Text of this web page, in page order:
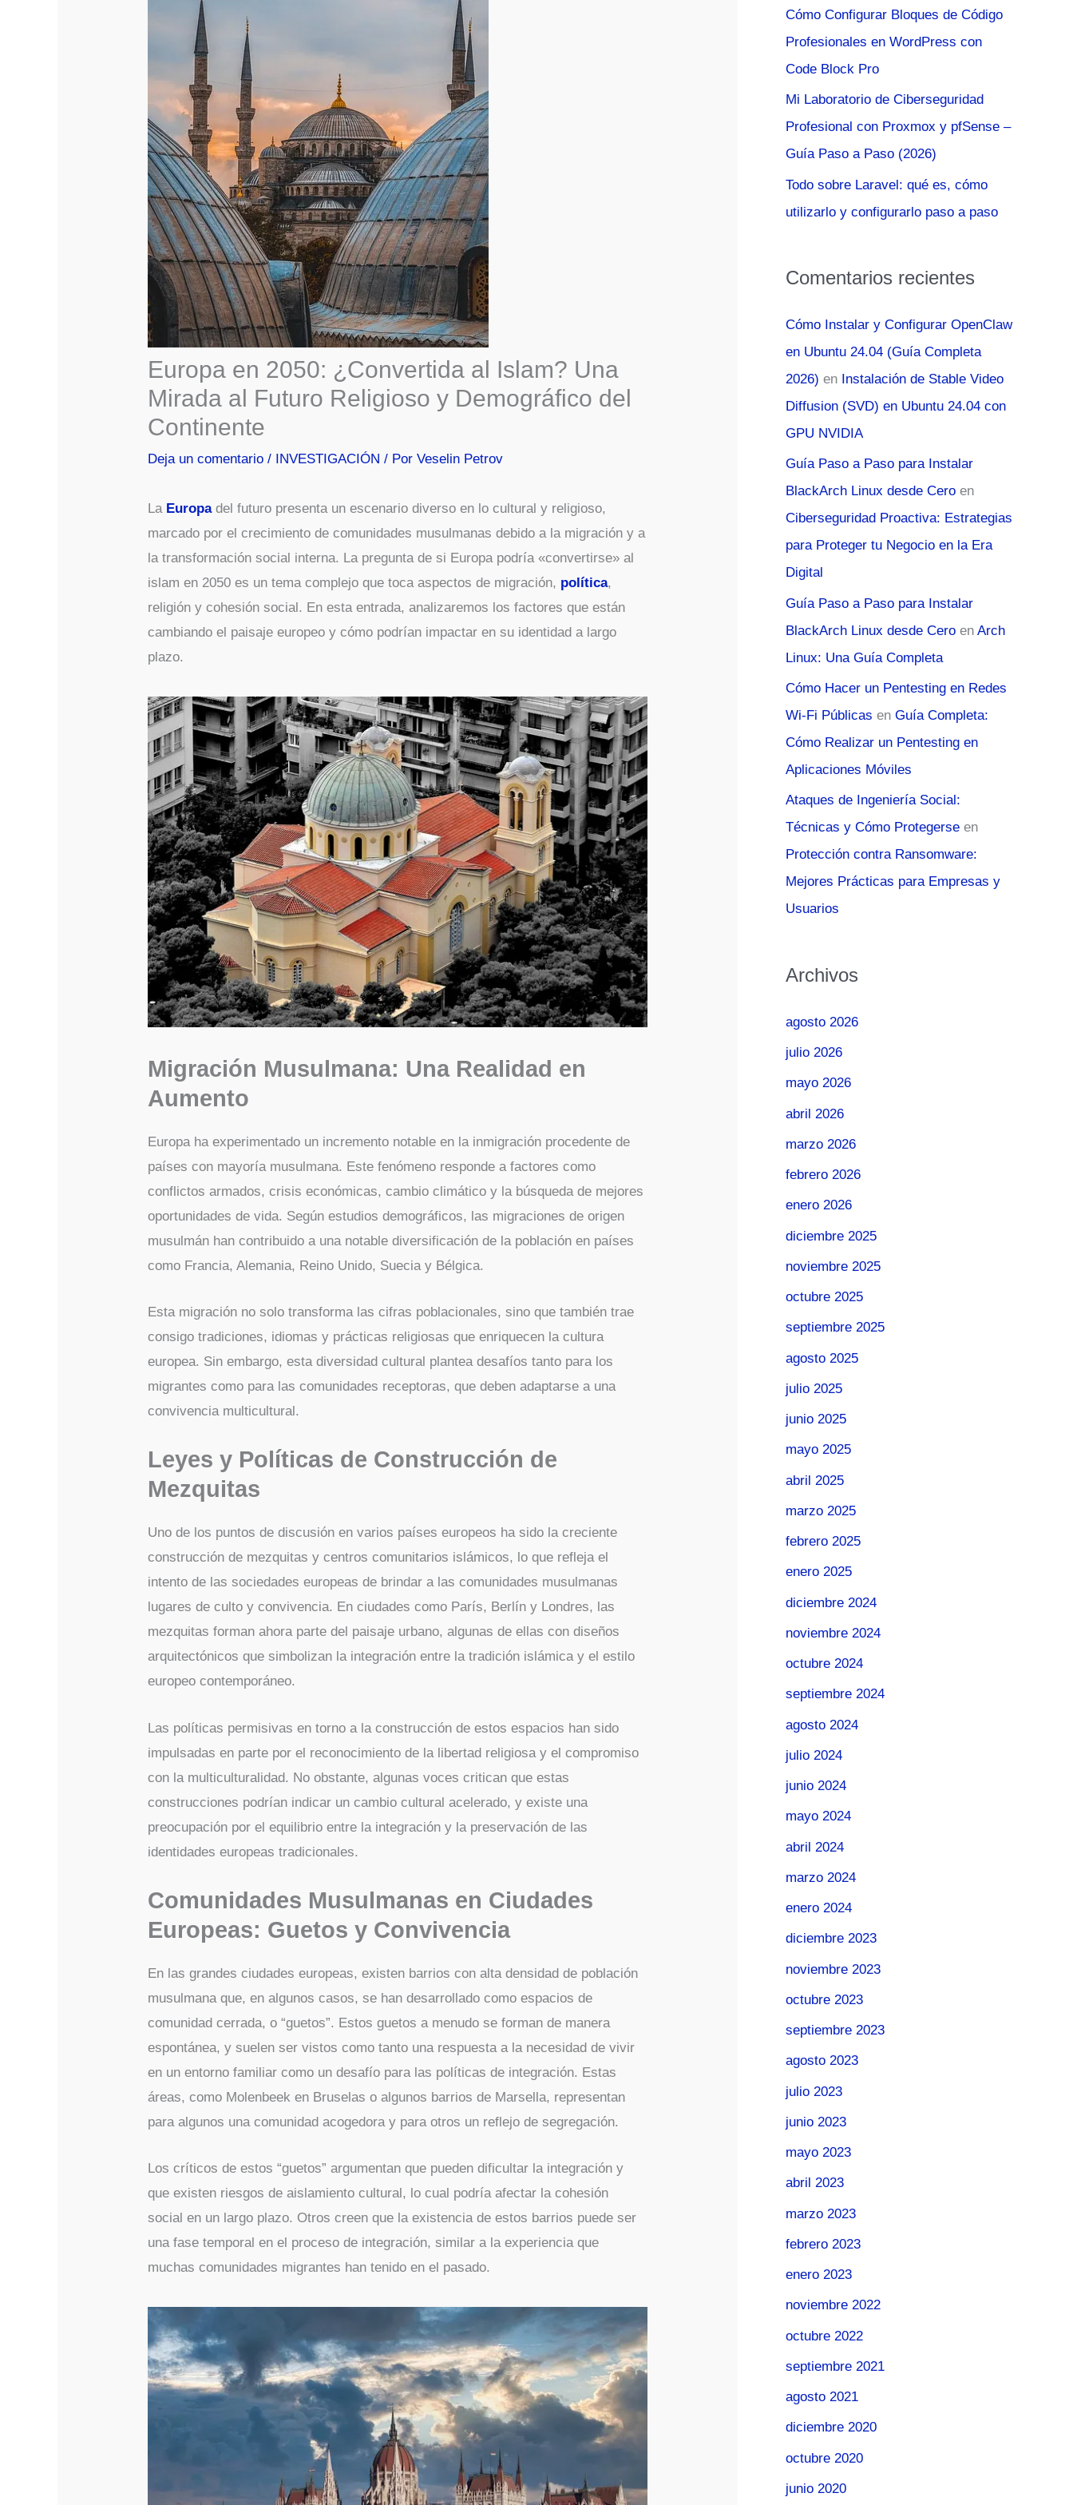
Europa en 2050: ¿Convertida al Islam? Una
Mirada al Futuro Religioso y Demográfico del
Continente
Deja un comentario / INVESTIGACIÓN / PorVeselin Petrov
La Europadel futuro presenta un escenario diverso en lo cultural y religioso,
marcado por el crecimiento de comunidades musulmanas debido a la migración y a
la transformación social interna. La pregunta de si Europa podría «convertirse» al
islam en 2050 es un tema complejo que toca aspectos de migración, política,
religión y cohesión social. En esta entrada, analizaremos los factores que están
cambiando el paisaje europeo y cómo podrían impactar en su identidad a largo
plazo.
Migración Musulmana: Una Realidad en
Aumento
Europa ha experimentado un incremento notable en la inmigración procedente de
países con mayoría musulmana. Este fenómeno responde a factores como
conflictos armados, crisis económicas, cambio climático y la búsqueda de mejores
oportunidades de vida. Según estudios demográficos, las migraciones de origen
musulmán han contribuido a una notable diversificación de la población en países
como Francia, Alemania, Reino Unido, Suecia y Bélgica.
Esta migración no solo transforma las cifras poblacionales, sino que también trae
consigo tradiciones, idiomas y prácticas religiosas que enriquecen la cultura
europea. Sin embargo, esta diversidad cultural plantea desafíos tanto para los
migrantes como para las comunidades receptoras, que deben adaptarse a una
convivencia multicultural.
Leyes y Políticas de Construcción de
Mezquitas
Uno de los puntos de discusión en varios países europeos ha sido la creciente
construcción de mezquitas y centros comunitarios islámicos, lo que refleja el
intento de las sociedades europeas de brindar a las comunidades musulmanas
lugares de culto y convivencia. En ciudades como París, Berlín y Londres, las
mezquitas forman ahora parte del paisaje urbano, algunas de ellas con diseños
arquitectónicos que simbolizan la integración entre la tradición islámica y el estilo
europeo contemporáneo.
Las políticas permisivas en torno a la construcción de estos espacios han sido
impulsadas en parte por el reconocimiento de la libertad religiosa y el compromiso
con la multiculturalidad. No obstante, algunas voces critican que estas
construcciones podrían indicar un cambio cultural acelerado, y existe una
preocupación por el equilibrio entre la integración y la preservación de las
identidades europeas tradicionales.
Comunidades Musulmanas en Ciudades
Europeas: Guetos y Convivencia
En las grandes ciudades europeas, existen barrios con alta densidad de población
musulmana que, en algunos casos, se han desarrollado como espacios de
comunidad cerrada, o “guetos”. Estos guetos a menudo se forman de manera
espontánea, y suelen ser vistos como tanto una respuesta a la necesidad de vivir
en un entorno familiar como un desafío para las políticas de integración. Estas
áreas, como Molenbeek en Bruselas o algunos barrios de Marsella, representan
para algunos una comunidad acogedora y para otros un reflejo de segregación.
Los críticos de estos “guetos” argumentan que pueden dificultar la integración y
que existen riesgos de aislamiento cultural, lo cual podría afectar la cohesión
social en un largo plazo. Otros creen que la existencia de estos barrios puede ser
una fase temporal en el proceso de integración, similar a la experiencia que
muchas comunidades migrantes han tenido en el pasado.
:
Cómo Configurar Bloques de Código
Profesionales en WordPress con
Code Block Pro
Mi Laboratorio de Ciberseguridad
Profesional con Proxmox y pfSense –
Guía Paso a Paso (2026)
Todo sobre Laravel: qué es, cómo
utilizarlo y configurarlo paso a paso
Comentarios recientes
Cómo Instalar y Configurar OpenClaw
en Ubuntu 24.04 (Guía Completa
2026) en Instalación de Stable Video
Diffusion (SVD) en Ubuntu 24.04 con
GPU NVIDIA
Guía Paso a Paso para Instalar
BlackArch Linux desde Cero en
Ciberseguridad Proactiva: Estrategias
para Proteger tu Negocio en la Era
Digital
Guía Paso a Paso para Instalar
BlackArch Linux desde Cero en Arch
Linux: Una Guía Completa
Cómo Hacer un Pentesting en Redes
Wi-Fi Públicas en Guía Completa:
Cómo Realizar un Pentesting en
Aplicaciones Móviles
Ataques de Ingeniería Social:
Técnicas y Cómo Protegerse en
Protección contra Ransomware:
Mejores Prácticas para Empresas y
Usuarios
Archivos
agosto 2026
julio 2026
mayo 2026
abril 2026
marzo 2026
febrero 2026
enero 2026
diciembre 2025
noviembre 2025
octubre 2025
septiembre 2025
agosto 2025
julio 2025
junio 2025
mayo 2025
abril 2025
marzo 2025
febrero 2025
enero 2025
diciembre 2024
noviembre 2024
octubre 2024
septiembre 2024
agosto 2024
julio 2024
junio 2024
mayo 2024
abril 2024
marzo 2024
enero 2024
diciembre 2023
noviembre 2023
octubre 2023
septiembre 2023
agosto 2023
julio 2023
junio 2023
mayo 2023
abril 2023
marzo 2023
febrero 2023
enero 2023
noviembre 2022
octubre 2022
septiembre 2021
agosto 2021
diciembre 2020
octubre 2020
junio 2020